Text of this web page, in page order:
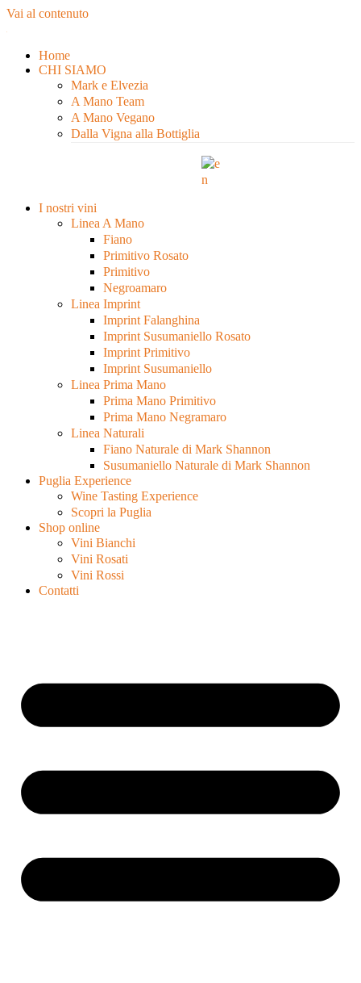
Vai al contenuto
Home
CHI SIAMO
Mark e Elvezia
A Mano Team
A Mano Vegano
Dalla Vigna alla Bottiglia
I nostri vini
Linea A Mano
Fiano
Primitivo Rosato
Primitivo
Negroamaro
Linea Imprint
Imprint Falanghina
Imprint Susumaniello Rosato
Imprint Primitivo
Imprint Susumaniello
Linea Prima Mano
Prima Mano Primitivo
Prima Mano Negramaro
Linea Naturali
Fiano Naturale di Mark Shannon
Susumaniello Naturale di Mark Shannon
Puglia Experience
Wine Tasting Experience
Scopri la Puglia
Shop online
Vini Bianchi
Vini Rosati
Vini Rossi
Contatti